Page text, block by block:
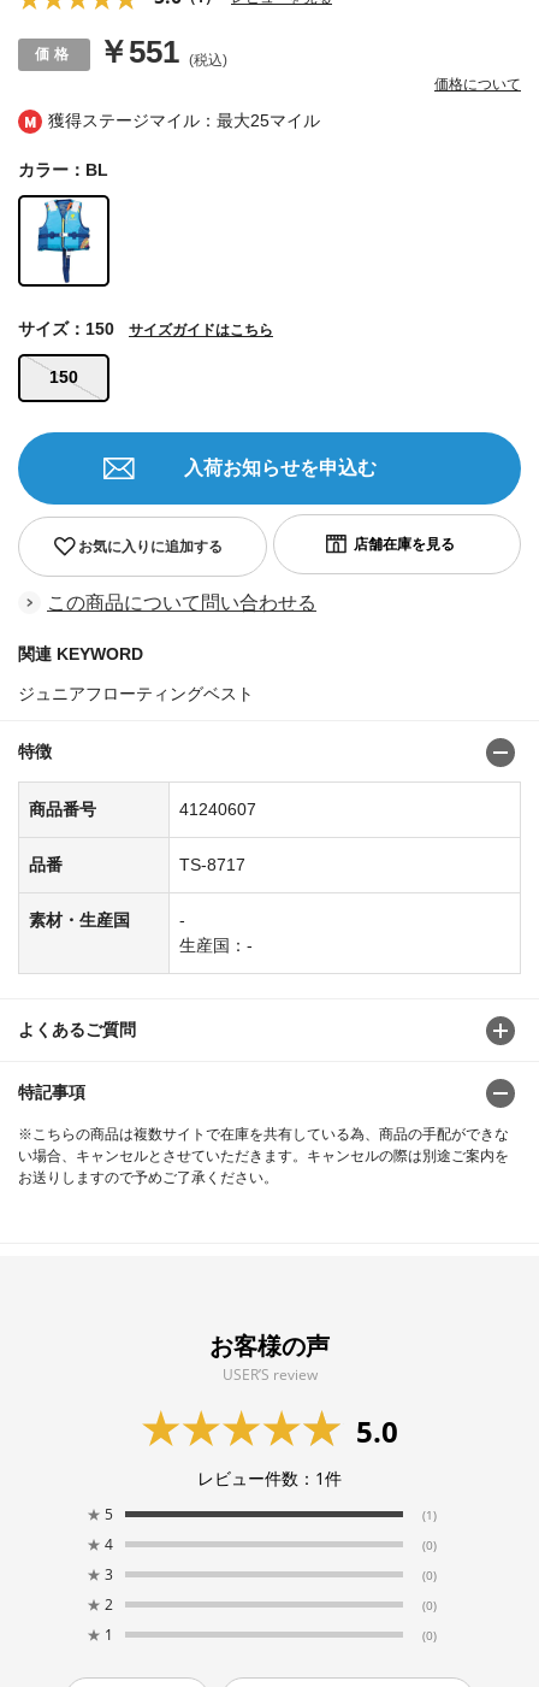
獲得ステージマイル：最大25マイル
￥551 (税込)
価格について
カラー：BL
150
サイズ：150 サイズガイドはこちら
お気に入りに追加する
入荷お知らせを申込む
この商品について問い合わせる
関連 KEYWORD
ジュニアフローティングベスト
特徴
商品番号 41240607
品番 TS-8717
素材・生産国
-
生産国：-
よくあるご質問
特記事項
※こちらの商品は複数サイトで在庫を共有している為、商品の手配ができな
い場合、キャンセルとさせていただきます。キャンセルの際は別途ご案内を
お送りしますので予めご了承ください。
お客様の声
USER’S review
5.0
レビュー件数： 1件
★ 5 (1)
★ 4 (0)
★ 3 (0)
★ 2 (0)
★ 1 (0)